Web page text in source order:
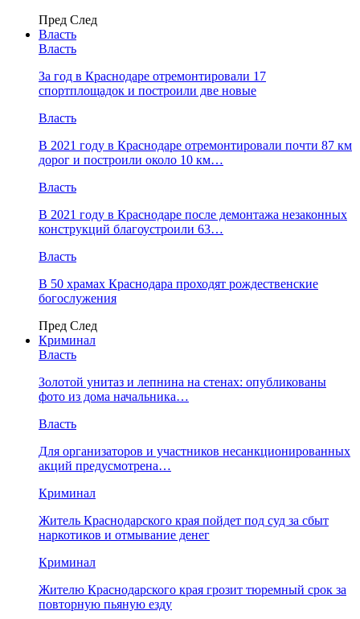
Пред След
Власть
Власть
За год в Краснодаре отремонтировали 17
спортплощадок и построили две новые
Власть
В 2021 году в Краснодаре отремонтировали почти 87 км
дорог и построили около 10 км…
Власть
В 2021 году в Краснодаре после демонтажа незаконных
конструкций благоустроили 63…
Власть
В 50 храмах Краснодара проходят рождественские
богослужения
Пред След
Криминал
Власть
​Золотой унитаз и лепнина на стенах: опубликованы
фото из дома начальника…
Власть
Для организаторов и участников несанкционированных
акций предусмотрена…
Криминал
Житель Краснодарского края пойдет под суд за сбыт
наркотиков и отмывание денег
Криминал
Жителю Краснодарского края грозит тюремный срок за
повторную пьяную езду